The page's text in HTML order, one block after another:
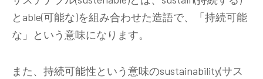
とable(可能な)を組み合わせた造語で、「持続可能
な」という意味になります。
また、持続可能性という意味のsustainability(サス